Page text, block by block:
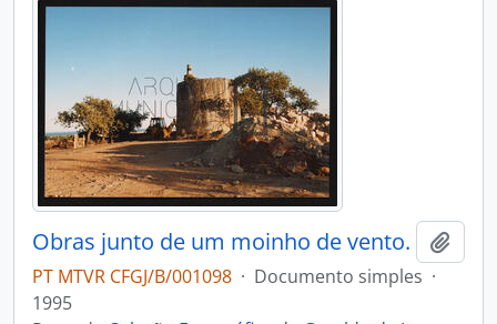
Obras junto de um moinho de vento.
PT MTVR CFGJ/B/001098 · Documento simples ·
1995